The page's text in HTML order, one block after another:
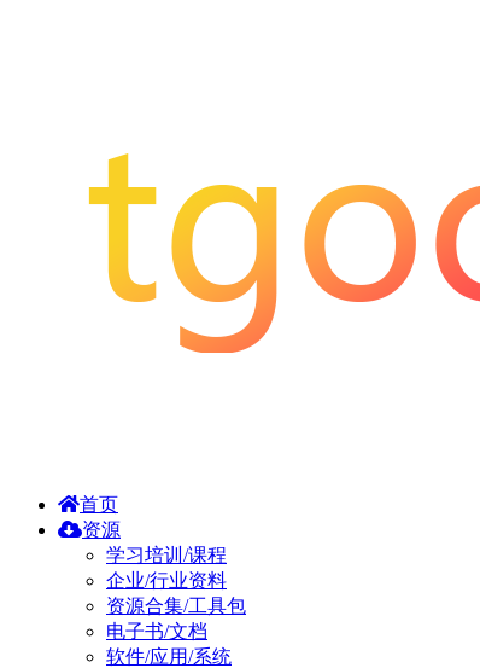
首页
资源
学习培训/课程
企业/行业资料
资源合集/工具包
电子书/文档
软件/应用/系统